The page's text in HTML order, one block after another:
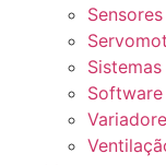
Sensores